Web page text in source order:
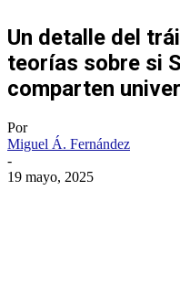
Un detalle del
teorías sobre si
comparten
Por
Miguel Á. Fernández
-
19 mayo, 2025